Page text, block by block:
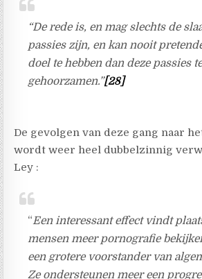
“De rede is, en mag slechts de
passies zijn, en kan nooit
doel te hebben dan deze passies
gehoorzamen.”[28]
De gevolgen van deze gang naar
wordt weer heel dubbelzinnig
Ley :
“Een interessant effect vindt
mensen meer pornografie
een grotere voorstander van
Ze ondersteunen meer een